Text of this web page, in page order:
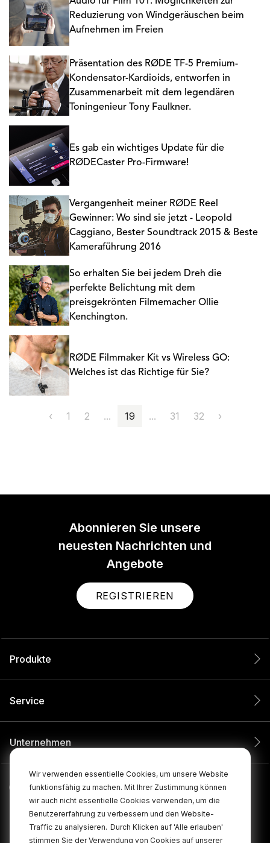
Wir verwenden essentielle Cookies, um unsere Website
funktionsfähig zu machen. Mit Ihrer Zustimmung können
wir auch nicht essentielle Cookies verwenden, um die
Benutzererfahrung zu verbessern und den Website-
Traffic zu analysieren. Durch Klicken auf 'Alle erlauben'
stimmen Sie der Verwendung von Cookies auf unserer
Reduzierung von Windgeräuschen beim
Aufnehmen im Freien
Präsentation des RØDE TF-5 Premium-
Kondensator-Kardioids, entworfen in
Zusammenarbeit mit dem legendären
Toningenieur Tony Faulkner.
Es gab ein wichtiges Update für die
RØDECaster Pro-Firmware!
Vergangenheit meiner RØDE Reel
Gewinner: Wo sind sie jetzt - Leopold
Caggiano, Bester Soundtrack 2015 & Beste
Kameraführung 2016
So erhalten Sie bei jedem Dreh die
perfekte Belichtung mit dem
preisgekrönten Filmemacher Ollie
Kenchington.
RØDE Filmmaker Kit vs Wireless GO:
Welches ist das Richtige für Sie?
‹ 1 2 ... 19 ... 31 32 ›
Abonnieren Sie unsere
neuesten Nachrichten und
Angebote
REGISTRIEREN
Produkte
Service
Unternehmen